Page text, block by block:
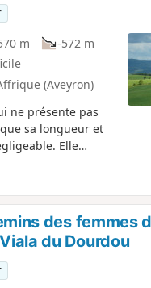
m
-572 m
(Aveyron)
ne présente pas
sa longueur et
Elle
de la région. En
de zones
ou garrigues, on
beau site de la
de Boussac
nique) et le Rocher
le bourg de
des femmes
du Dourdou